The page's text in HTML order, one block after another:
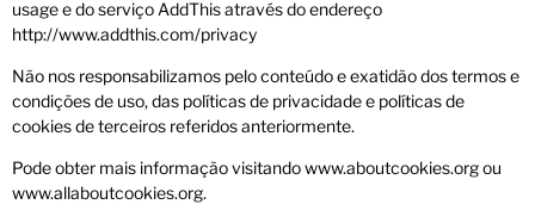
usage e do serviço AddThis através do endereço
http://www.addthis.com/privacy
Não nos responsabilizamos pelo conteúdo e exatidão dos termos e
condições de uso, das políticas de privacidade e políticas de
cookies de terceiros referidos anteriormente.
Pode obter mais informação visitando www.aboutcookies.org ou
www.allaboutcookies.org.